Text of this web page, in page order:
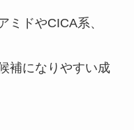
ミドやCICA系、
補になりやすい成